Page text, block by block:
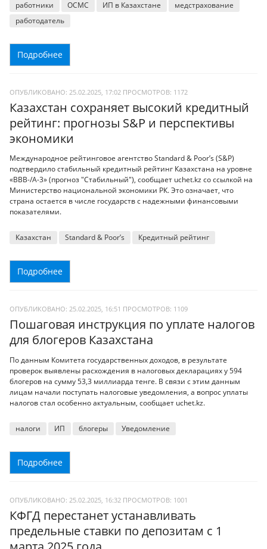
работники ОСМС ИП в Казахстане
медстрахование
работодатель
Подробнее
ОПУБЛИКОВАНО: 25.02.2025, 17:02 ПРОСМОТРОВ: 1172
Казахстан сохраняет высокий кредитный
рейтинг: прогнозы S&P и перспективы
экономики
Международное рейтинговое агентство Standard & Poor’s (S&P)
подтвердило стабильный кредитный рейтинг Казахстана на уровне
«BBB-/A-3» (прогноз "Стабильный"), сообщает uchet.kz со ссылкой на
Министерство национальной экономики РК. Это означает, что
страна остается в числе государств с надежными финансовыми
показателями.
Казахстан Standard & Poor’s Кредитный рейтинг
Подробнее
ОПУБЛИКОВАНО: 25.02.2025, 16:51 ПРОСМОТРОВ: 1109
Пошаговая инструкция по уплате налогов
для блогеров Казахстана
По данным Комитета государственных доходов, в результате
проверок выявлены расхождения в налоговых декларациях у 594
блогеров на сумму 53,3 миллиарда тенге. В связи с этим данным
лицам начали поступать налоговые уведомления, а вопрос уплаты
налогов стал особенно актуальным, сообщает uchet.kz.
налоги ИП блогеры Уведомление
Подробнее
ОПУБЛИКОВАНО: 25.02.2025, 16:32 ПРОСМОТРОВ: 1001
КФГД перестанет устанавливать
предельные ставки по депозитам с 1